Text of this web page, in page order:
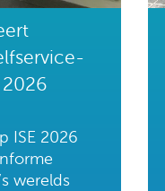
2026
ISE 2026
werelds